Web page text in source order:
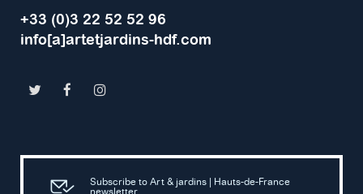
+33 (0)3 22 52 52 96
info[a]artetjardins-hdf.com
Subscribe to Art & jardins | Hauts-de-France